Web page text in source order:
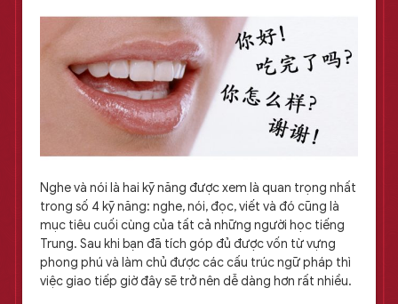
Nghe và nói là hai kỹ năng được xem là quan trọng nhất
trong số 4 kỹ năng: nghe, nói, đọc, viết và đó cũng là
mục tiêu cuối cùng của tất cả những người học tiếng
Trung. Sau khi bạn đã tích góp đủ được vốn từ vựng
phong phú và làm chủ được các cấu trúc ngữ pháp thì
việc giao tiếp giờ đây sẽ trở nên dễ dàng hơn rất nhiều.